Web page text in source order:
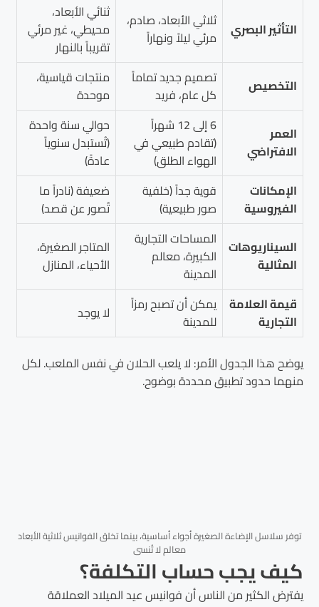
التأثير البصري
ثلاثي الأبعاد، صادم،
مرئي ليلاً ونهاراً
ثنائي الأبعاد،
محيطي، غير مرئي
تقريباً بالنهار
التخصيص
تصميم جديد تماماً
كل عام، فريد
منتجات قياسية،
موحدة
العمر
الافتراضي
6 إلى 12 شهراً
(تقادم طبيعي في
الهواء الطلق)
حوالي سنة واحدة
(تُستبدل سنوياً
عادةً)
الإمكانات
الفيروسية
قوية جداً (خلفية
صور طبيعية)
ضعيفة (نادراً ما
تُصور عن قصد)
السيناريوهات
المثالية
المساحات التجارية
الكبيرة، معالم
المدينة
المتاجر الصغيرة،
الأحياء، المنازل
قيمة العلامة
التجارية
يمكن أن تصبح رمزاً
للمدينة
لا يوجد
يوضح هذا الجدول الأمر: لا يلعب الحلان في نفس الملعب. لكل
منهما حدود تطبيق محددة بوضوح.
توفر سلاسل الإضاءة الصغيرة أجواء أساسية، بينما تخلق الفوانيس ثلاثية الأبعاد
معالم لا تُنسى
كيف يجب حساب التكلفة؟
يفترض الكثير من الناس أن فوانيس عيد الميلاد العملاقة